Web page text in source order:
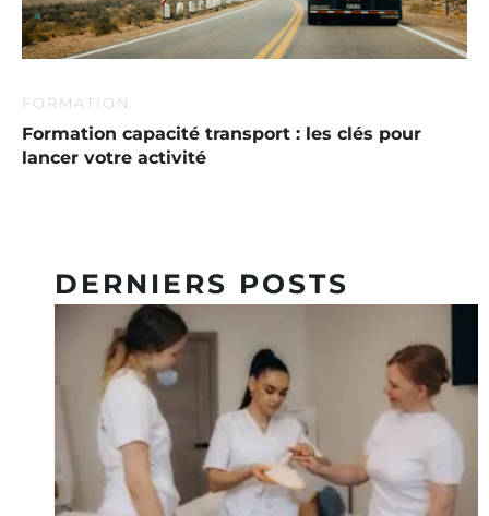
DERNIERS POSTS
FORMATION
Formation capacité transport : les clés pour
lancer votre activité